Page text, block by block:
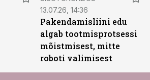
13.07.26, 14:36
Pakendamisliini edu
algab tootmisprotsessi
mõistmisest, mitte
roboti valimisest